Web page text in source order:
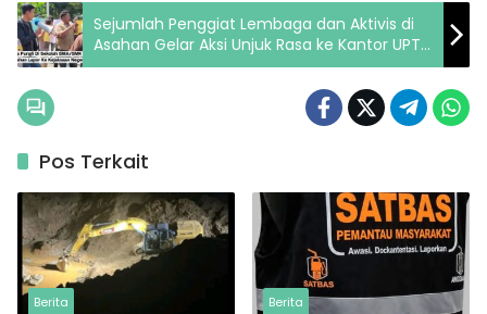
Sejumlah Penggiat Lembaga dan Aktivis di
Asahan Gelar Aksi Unjuk Rasa ke Kantor UPT
Disdik Wilayah V Kisaran
Pos Terkait
Berita Berita